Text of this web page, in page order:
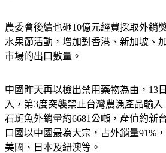
農委會後續也砸10億元經費採取外銷
水果節活動，增加對香港、新加坡、
市場的出口數量。
中國昨天再以檢出禁用藥物為由，13
入，第3度突襲禁止台灣農漁產品輸
石斑魚外銷量約6681公噸，產值約新
口國以中國最為大宗，占外銷量91%
美國、日本及紐澳等。